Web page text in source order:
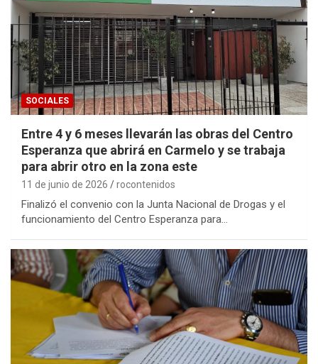
SOCIALES
Entre 4 y 6 meses llevarán las obras del Centro
Esperanza que abrirá en Carmelo y se trabaja
para abrir otro en la zona este
11 de junio de 2026 rocontenidos
Finalizó el convenio con la Junta Nacional de Drogas y el
funcionamiento del Centro Esperanza para…